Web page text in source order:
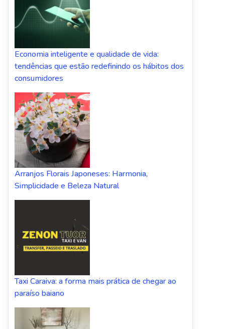
Economia inteligente e qualidade de vida:
tendências que estão redefinindo os hábitos dos
consumidores
Arranjos Florais Japoneses: Harmonia,
Simplicidade e Beleza Natural
Taxi Caraiva: a forma mais prática de chegar ao
paraíso baiano